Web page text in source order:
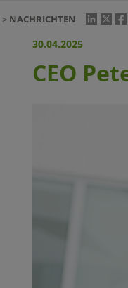
NACHRICHTEN
30.04.2025
CEO